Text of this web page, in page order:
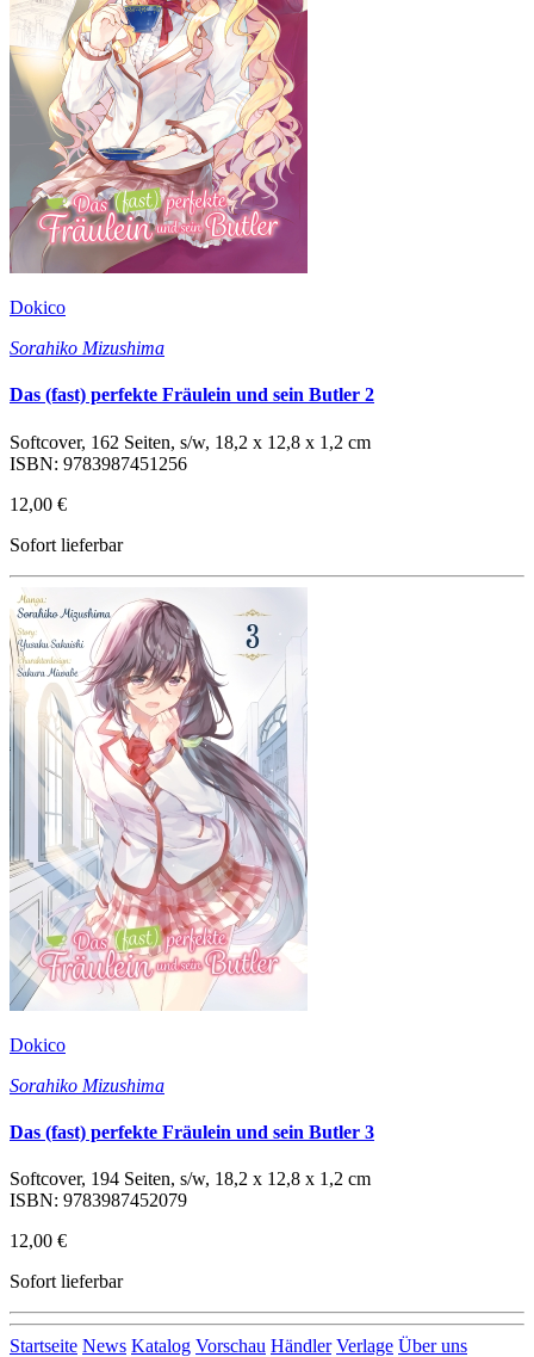
Dokico
Sorahiko Mizushima
Das (fast) perfekte Fräulein und sein Butler 2
Softcover, 162 Seiten, s/w, 18,2 x 12,8 x 1,2 cm
ISBN: 9783987451256
12,00 €
Sofort lieferbar
Dokico
Sorahiko Mizushima
Das (fast) perfekte Fräulein und sein Butler 3
Softcover, 194 Seiten, s/w, 18,2 x 12,8 x 1,2 cm
ISBN: 9783987452079
12,00 €
Sofort lieferbar
Startseite News Katalog Vorschau Händler Verlage Über uns